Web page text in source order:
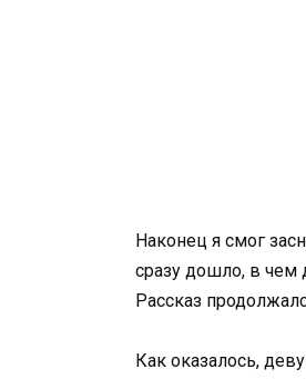
Наконец я смог
сразу дошло, в чем
Рассказ
Как оказалось,